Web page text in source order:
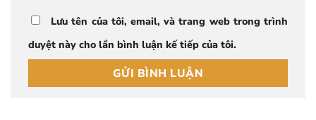
Lưu tên của tôi, email, và trang web trong trình
duyệt này cho lần bình luận kế tiếp của tôi.